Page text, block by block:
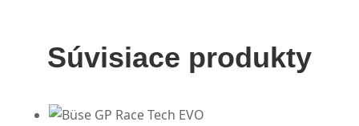
Súvisiace produkty